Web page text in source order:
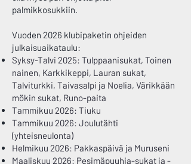
palmikkosukkiin.
Vuoden 2026 klubipaketin ohjeiden
julkaisuaikataulu:
Syksy-Talvi 2025: Tulppaanisukat, Toinen
nainen, Karkkikeppi, Lauran sukat,
Talviturkki, Taivasalpi ja Noelia, Värikkään
mökin sukat, Runo-paita
Tammikuu 2026: Tiuku
Tammikuu 2026: Joulutähti
(yhteisneulonta)
Helmikuu 2026: Pakkaspäivä ja Muruseni
Maaliskuu 2026: Pesimäpuuhia-sukat ja -